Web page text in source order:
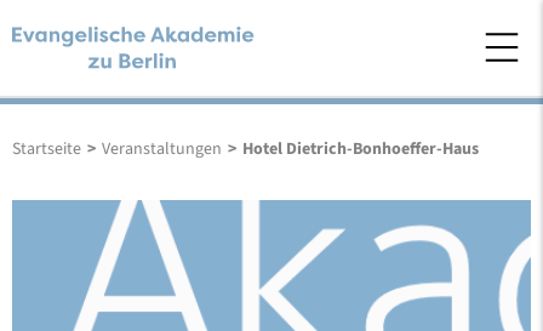
Startseite > Veranstaltungen > Hotel Dietrich-Bonhoeffer-Haus